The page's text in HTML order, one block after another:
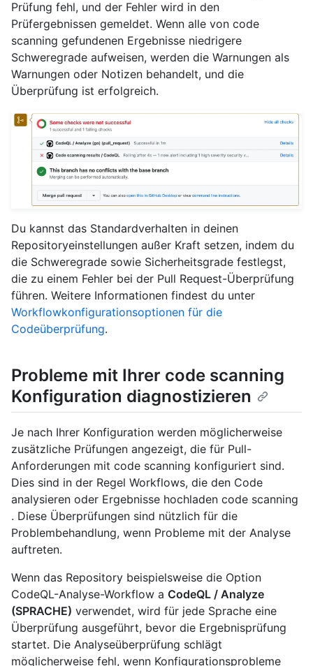
Prüfung fehl, und der Fehler wird in den
Prüfergebnissen gemeldet. Wenn alle von code
scanning gefundenen Ergebnisse niedrigere
Schweregrade aufweisen, werden die Warnungen als
Warnungen oder Notizen behandelt, und die
Überprüfung ist erfolgreich.
Du kannst das Standardverhalten in deinen
Repositoryeinstellungen außer Kraft setzen, indem du
die Schweregrade sowie Sicherheitsgrade festlegst,
die zu einem Fehler bei der Pull Request-Überprüfung
führen. Weitere Informationen findest du unter
Workflowkonfigurationsoptionen für die
Codeüberprüfung.
Probleme mit Ihrer code scanning
Konfiguration diagnostizieren
Je nach Ihrer Konfiguration werden möglicherweise
zusätzliche Prüfungen angezeigt, die für Pull-
Anforderungen mit code scanning konfiguriert sind.
Dies sind in der Regel Workflows, die den Code
analysieren oder Ergebnisse hochladen code scanning
. Diese Überprüfungen sind nützlich für die
Problembehandlung, wenn Probleme mit der Analyse
auftreten.
Wenn das Repository beispielsweise die Option
CodeQL-Analyse-Workflow a CodeQL / Analyze
(SPRACHE) verwendet, wird für jede Sprache eine
Überprüfung ausgeführt, bevor die Ergebnisprüfung
startet. Die Analyseüberprüfung schlägt
möglicherweise fehl, wenn Konfigurationsprobleme